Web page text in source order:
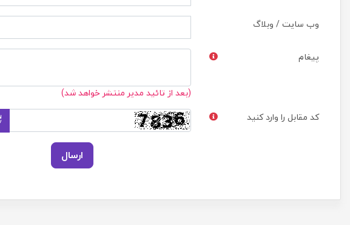
وب سایت / وبلاگ
پیغام
(بعد از تائید مدیر منتشر خواهد شد)
کد مقابل را وارد کنید
ارسال